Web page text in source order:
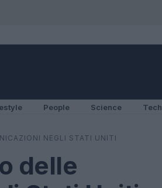
People Science Tech
NEGLI STATI UNITI
delle